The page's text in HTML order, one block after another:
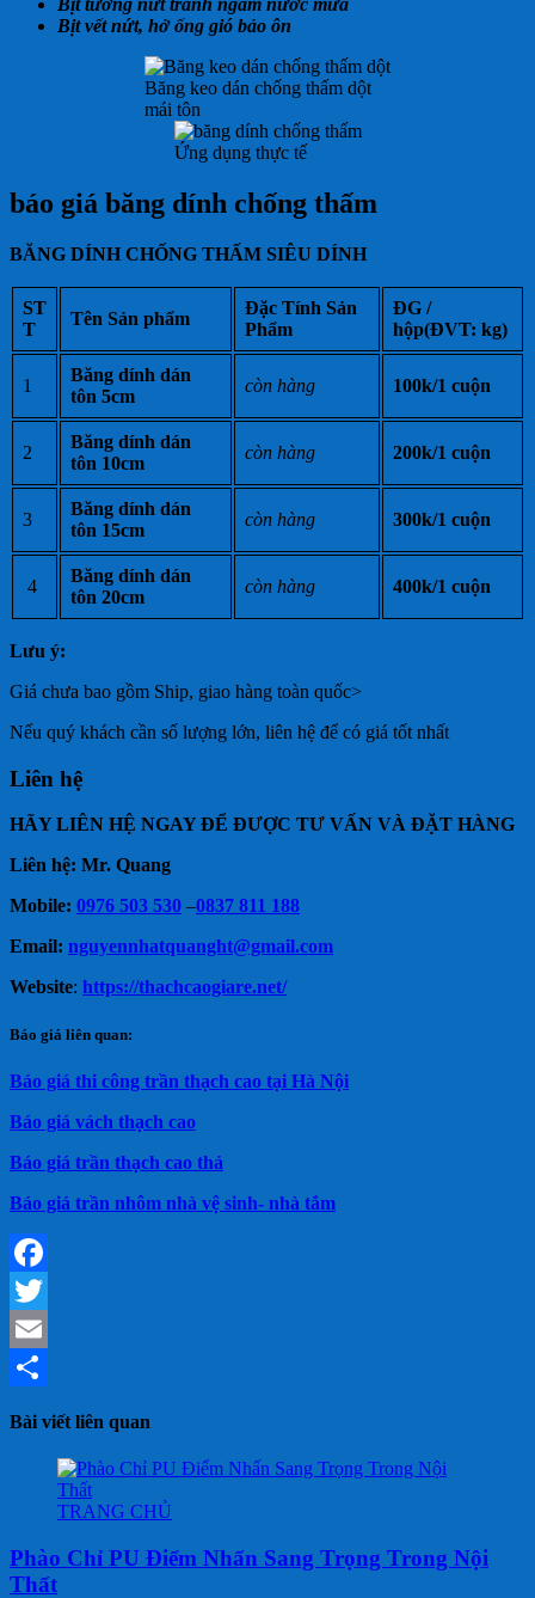
Bịt tường nứt tránh ngấm nước mưa
Bịt vết nứt, hở ống gió bảo ôn
Băng keo dán chống thấm dột
mái tôn
Ứng dụng thực tế
báo giá băng dính chống thấm
BĂNG DÍNH CHỐNG THẤM SIÊU DÍNH
ST
T
Tên Sản phẩm
Đặc Tính Sản
Phẩm
ĐG /
hộp(ĐVT: kg)
1
Băng dính dán
tôn 5cm
còn hàng 100k/1 cuộn
2
Băng dính dán
tôn 10cm
còn hàng 200k/1 cuộn
3
Băng dính dán
tôn 15cm
còn hàng 300k/1 cuộn
4
Băng dính dán
tôn 20cm
còn hàng 400k/1 cuộn
Lưu ý:
Giá chưa bao gồm Ship, giao hàng toàn quốc>
Nếu quý khách cần số lượng lớn, liên hệ để có giá tốt nhất
Liên hệ
HÃY LIÊN HỆ NGAY ĐỂ ĐƯỢC TƯ VẤN VÀ ĐẶT HÀNG
Liên hệ: Mr. Quang
Mobile: 0976 503 530 –0837 811 188
Email: nguyennhatquanght@gmail.com
Website: https://thachcaogiare.net/
Báo giá liên quan:
Báo giá thi công trần thạch cao tại Hà Nội
Báo giá vách thạch cao
Báo giá trần thạch cao thả
Báo giá trần nhôm nhà vệ sinh- nhà tắm
Facebook
Twitter
Email
Bài viết liên quan
TRANG CHỦ
Phào Chỉ PU Điểm Nhấn Sang Trọng Trong Nội
Thất